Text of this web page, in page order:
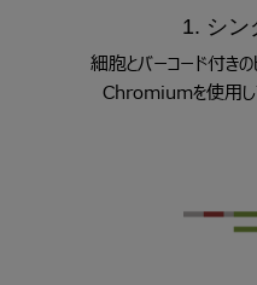
1. シン
細胞とバーコード付
Chromiumを使用し